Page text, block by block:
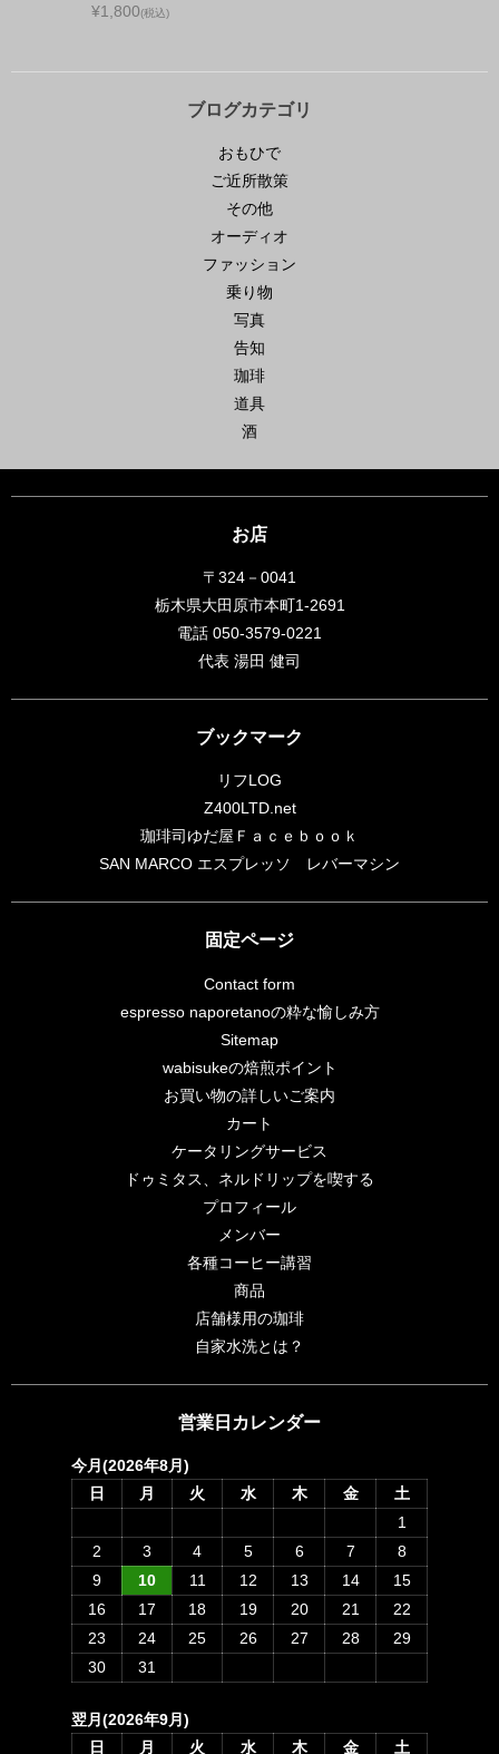
¥1,800(税込)
ブログカテゴリ
おもひで
ご近所散策
その他
オーディオ
ファッション
乗り物
写真
告知
珈琲
道具
酒
お店
〒324－0041
栃木県大田原市本町1-2691
電話 050-3579-0221
代表 湯田 健司
ブックマーク
リフLOG
Z400LTD.net
珈琲司ゆだ屋Ｆａｃｅｂｏｏｋ
SAN MARCO エスプレッソ レバーマシン
固定ページ
Contact form
espresso naporetanoの粋な愉しみ方
Sitemap
wabisukeの焙煎ポイント
お買い物の詳しいご案内
カート
ケータリングサービス
ドゥミタス、ネルドリップを喫する
プロフィール
メンバー
各種コーヒー講習
商品
店舗様用の珈琲
自家水洗とは？
営業日カレンダー
今月(2026年8月)
日
月 火 水 木 金
土
1
2
3 4 5 6 7
8
9
10 11 12 13 14
15
16
17 18 19 20 21
22
23
24 25 26 27 28
29
30
31
翌月(2026年9月)
日
月 火 水 木 金 土